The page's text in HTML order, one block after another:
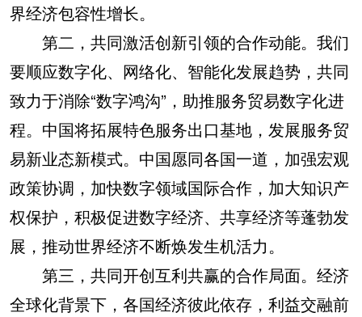
界经济包容性增长。
第二，共同激活创新引领的合作动能。我们
要顺应数字化、网络化、智能化发展趋势，共同
致力于消除“数字鸿沟”，助推服务贸易数字化进
程。中国将拓展特色服务出口基地，发展服务贸
易新业态新模式。中国愿同各国一道，加强宏观
政策协调，加快数字领域国际合作，加大知识产
权保护，积极促进数字经济、共享经济等蓬勃发
展，推动世界经济不断焕发生机活力。
第三，共同开创互利共赢的合作局面。经济
全球化背景下，各国经济彼此依存，利益交融前